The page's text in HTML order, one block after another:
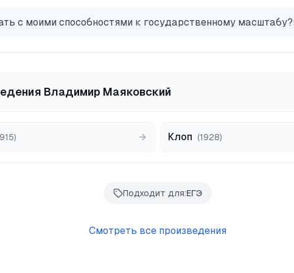
с моими способностями к государственному масштабу?
Владимир Маяковский
) Клоп (1928)
Подходит для:ЕГЭ
Смотреть все произведения